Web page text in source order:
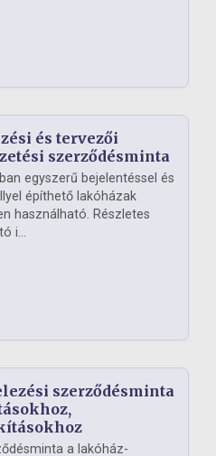
és tervezői
szerződésminta
egyszerű bejelentéssel és
építhető lakóházak
használható. Részletes
i...
szerződésminta
a lakóház-